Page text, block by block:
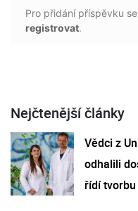
Pro přidání příspěvku
registrovat.
Nejčtenější články
Vědci z
odhalili
řídí